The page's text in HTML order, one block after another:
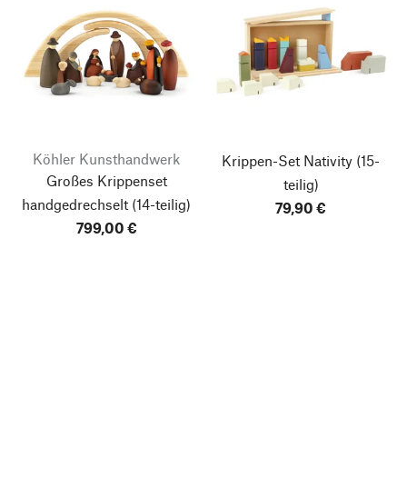
Köhler Kunsthandwerk
Großes Krippenset
handgedrechselt (14-teilig)
799,00 €
Krippen-Set Nativity (15-
teilig)
79,90 €